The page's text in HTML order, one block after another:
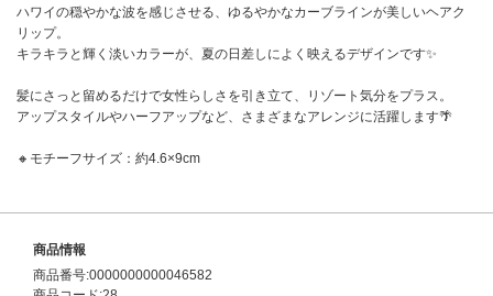
ハワイの穏やかな波を感じさせる、ゆるやかなカーブラインが美しいヘアク
リップ。
キラキラと輝く淡いカラーが、夏の日差しによく映えるデザインです✨
髪にさっと留めるだけで女性らしさを引き立て、リゾート気分をプラス。
アップスタイルやハーフアップなど、さまざまなアレンジに活躍します🌴
🔸モチーフサイズ：約4.6×9cm
商品情報
商品番号:0000000000046582